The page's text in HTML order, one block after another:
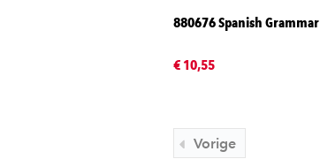
880676 Spanish Grammar
€ 10,55
Vorige